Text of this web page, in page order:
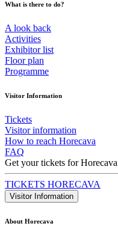
What is there to do?
A look back
Activities
Exhibitor list
Floor plan
Programme
Visitor Information
Tickets
Visitor information
How to reach Horecava
FAQ
Get your tickets for Horecava
TICKETS HORECAVA
Visitor Information
About Horecava